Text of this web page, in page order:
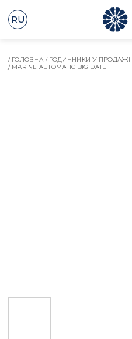
RU
/ ГОЛОВНА / ГОДИННИКИ У ПРОДАЖІ
/ MARINE AUTOMATIC BIG DATE